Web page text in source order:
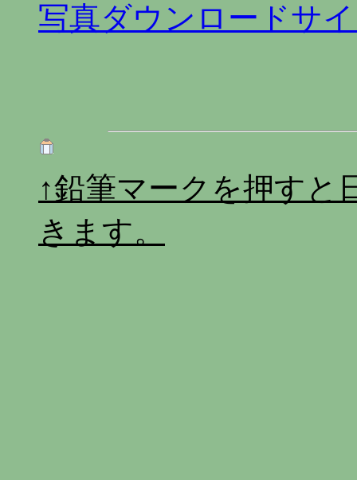
写真ダウンロードサ
↑鉛筆マークを押すと
きます。